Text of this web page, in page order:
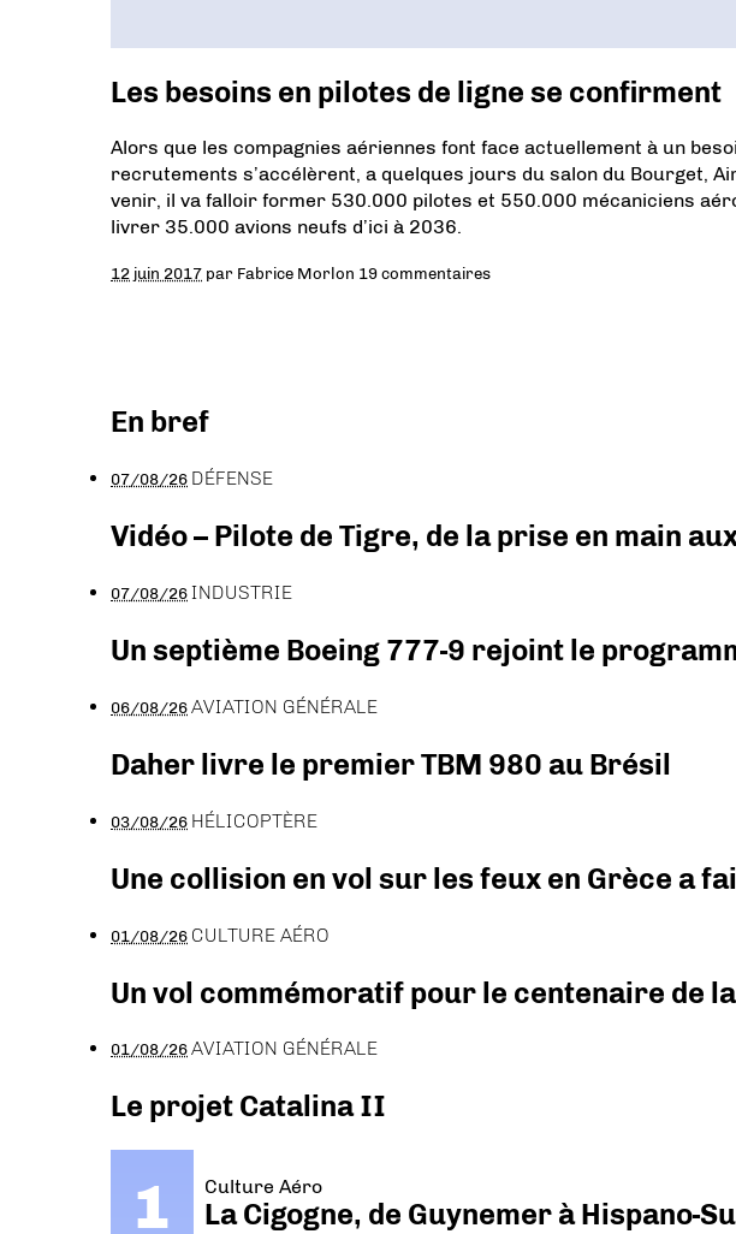
Les besoins en pilotes de ligne se confirment
Alors que les compagnies aériennes font face actuellement à un
recrutements s’accélèrent, a quelques jours du salon du Bourget,
venir, il va falloir former 530.000 pilotes et 550.000 mécaniciens
livrer 35.000 avions neufs d’ici à 2036.
12 juin 2017 par Fabrice Morlon 19 commentaires
En bref
07/08/26 DÉFENSE
Vidéo – Pilote de Tigre, de la prise en main
07/08/26INDUSTRIE
Un septième Boeing 777-9 rejoint le
06/08/26AVIATION GÉNÉRALE
Daher livre le premier TBM 980 au Brésil
03/08/26 HÉLICOPTÈRE
Une collision en vol sur les feux en Grèce a
01/08/26 CULTURE AÉRO
Un vol commémoratif pour le centenaire de
01/08/26AVIATION GÉNÉRALE
Le projet Catalina II
Culture Aéro
La Cigogne, de Guynemer à Hispano-